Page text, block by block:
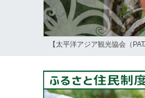
【太平洋アジア観光協会（